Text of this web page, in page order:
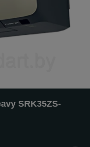
SRK35ZS-